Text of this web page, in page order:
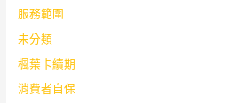
服務範圍
未分類
楓葉卡續期
消費者自保